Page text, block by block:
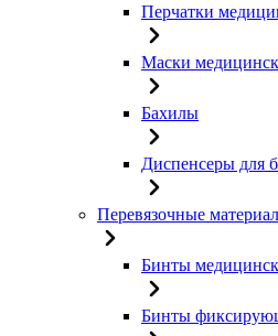
Перчатки
Маски
Бахилы
Диспенсеры для
Перевязочные
Бинты
Бинты